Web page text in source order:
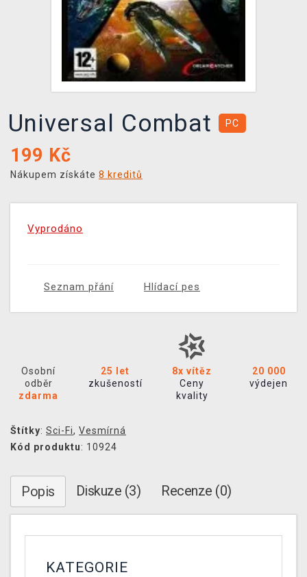
TCG & BOARDGAME HUB
VÝKUP HER (BAZAR)
Universal Combat PC
199 Kč
Nákupem získáte 8 kreditů
Vyprodáno
Seznam přání Hlídací pes
Osobní
odběr
zdarma
25 let
zkušeností
8x vítěz
Ceny
kvality
20 000
výdejen
Štítky: Sci-Fi, Vesmírná
Kód produktu: 10924
Popis Diskuze (3) Recenze (0)
KATEGORIE